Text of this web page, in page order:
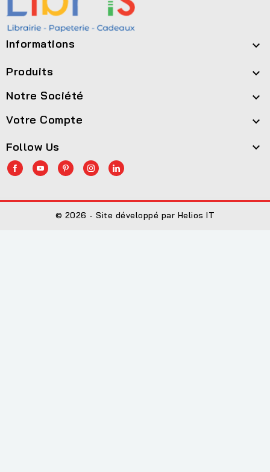
Informations 
Produits 
Notre Société 
Votre Compte 
Follow Us 
© 2026 - Site développé par Helios IT